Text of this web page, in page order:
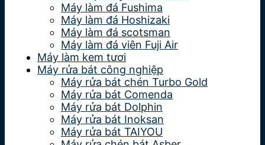
Máy làm đá Fushima
Máy làm đá Hoshizaki
Máy làm đá scotsman
Máy làm đá viên Fuji Air
Máy làm kem tươi
Máy rửa bát công nghiệp
Máy rửa bát chén Turbo Gold
Máy rửa bát Comenda
Máy rửa bát Dolphin
Máy rửa bát Inoksan
Máy rửa bát TAIYOU